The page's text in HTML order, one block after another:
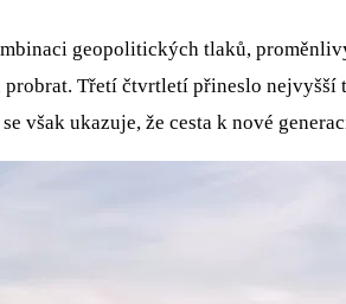
geopolitických tlaků,
Třetí čtvrtletí přineslo
však ukazuje, že cesta k nové